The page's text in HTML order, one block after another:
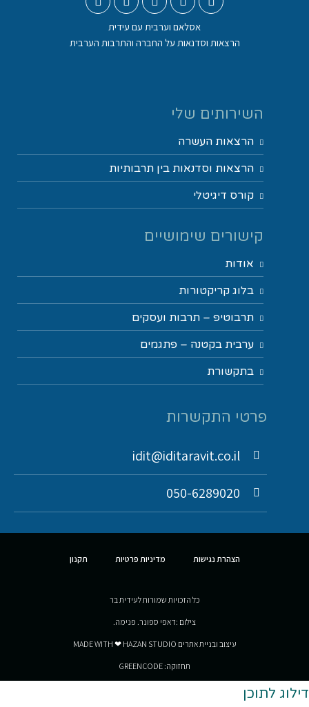
אסלאם וערבית עם עידית
הרצאות וסדנאות על החברה והתרבות הערבית
השירותים שלי
הרצאות העשרה
הרצאות וסדנאות בין תרבותיות
קורס דיגיטלי
קישורים שימושיים
אודות
בלוג קריקטורות
תרבוטיפ – תרבות ועסקים
ערבית בקטנה – פתגמים
בתקשורת
פרטי התקשרות
idit@iditaravit.co.il
050-6289020
הצהרת נגישות מדיניות פרטיות תקנון
כל הזכויות שמורות לעידית בר
צילום :דאפי ספונר. פנימה.
עיצוב ובניית אתרים MADE WITH ❤ HAZAN STUDIO
תחזוקה: GREENCODE
דילוג לתוכן